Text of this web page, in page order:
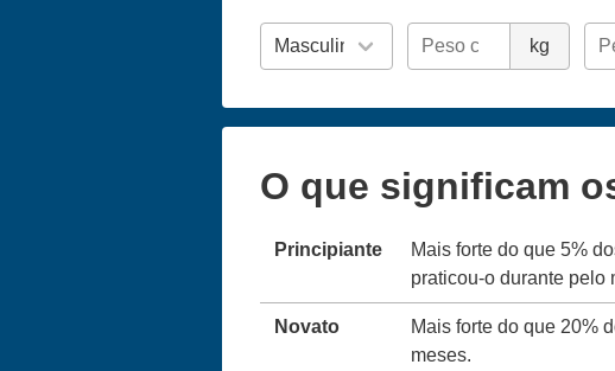
kg
O que significam
Principiante
Mais forte do que 5%
praticou-o durante pelo
Novato
Mais forte do que 20%
meses.